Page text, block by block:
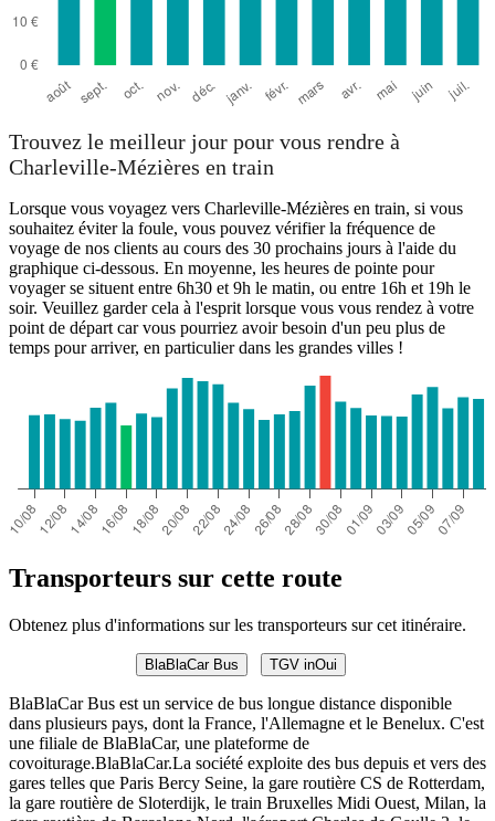
Trouvez le meilleur jour pour vous rendre à
Charleville-Mézières en train
Lorsque vous voyagez vers Charleville-Mézières en train, si vous
souhaitez éviter la foule, vous pouvez vérifier la fréquence de
voyage de nos clients au cours des 30 prochains jours à l'aide du
graphique ci-dessous. En moyenne, les heures de pointe pour
voyager se situent entre 6h30 et 9h le matin, ou entre 16h et 19h le
soir. Veuillez garder cela à l'esprit lorsque vous vous rendez à votre
point de départ car vous pourriez avoir besoin d'un peu plus de
temps pour arriver, en particulier dans les grandes villes !
Transporteurs sur cette route
Obtenez plus d'informations sur les transporteurs sur cet itinéraire.
BlaBlaCar Bus TGV inOui
BlaBlaCar Bus est un service de bus longue distance disponible
dans plusieurs pays, dont la France, l'Allemagne et le Benelux. C'est
une filiale de BlaBlaCar, une plateforme de
covoiturage.BlaBlaCar.La société exploite des bus depuis et vers des
gares telles que Paris Bercy Seine, la gare routière CS de Rotterdam,
la gare routière de Sloterdijk, le train Bruxelles Midi Ouest, Milan, la